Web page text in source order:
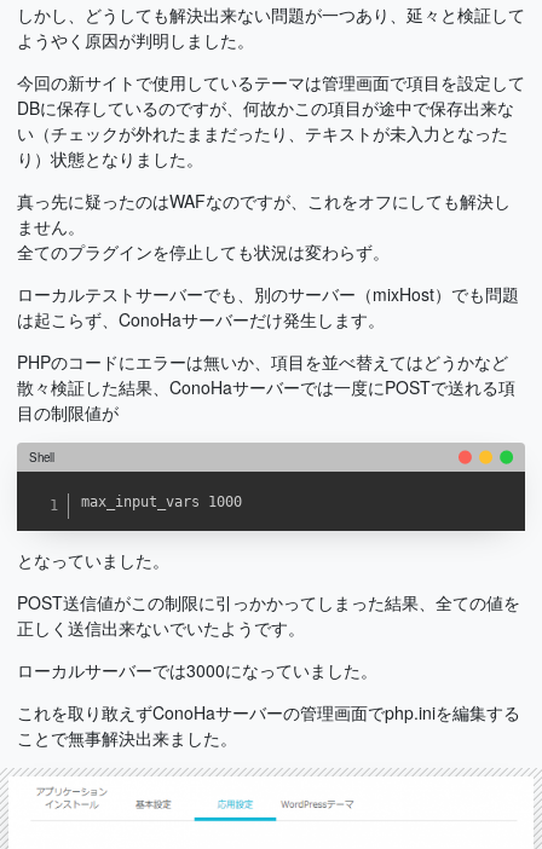
しかし、どうしても解決出来ない問題が一つあり、延々と検証して
ようやく原因が判明しました。
今回の新サイトで使用しているテーマは管理画面で項目を設定して
DBに保存しているのですが、何故かこの項目が途中で保存出来な
い（チェックが外れたままだったり、テキストが未入力となった
り）状態となりました。
真っ先に疑ったのはWAFなのですが、これをオフにしても解決し
ません。
全てのプラグインを停止しても状況は変わらず。
ローカルテストサーバーでも、別のサーバー（mixHost）でも問題
は起こらず、ConoHaサーバーだけ発生します。
PHPのコードにエラーは無いか、項目を並べ替えてはどうかなど
散々検証した結果、ConoHaサーバーでは一度にPOSTで送れる項
目の制限値が
Shell
max_input_vars 1000
となっていました。
POST送信値がこの制限に引っかかってしまった結果、全ての値を
正しく送信出来ないでいたようです。
ローカルサーバーでは3000になっていました。
これを取り敢えずConoHaサーバーの管理画面でphp.iniを編集する
ことで無事解決出来ました。